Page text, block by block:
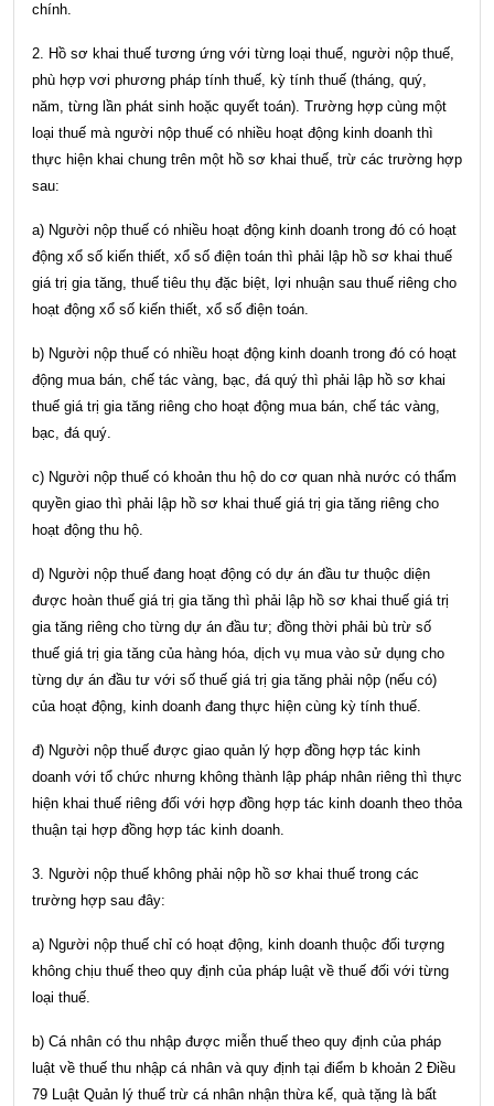
chính.
2. Hồ sơ khai thuế tương ứng với từng loại thuế, người nộp thuế,
phù hợp vơi phương pháp tính thuế, kỳ tính thuế (tháng, quý,
năm, từng lần phát sinh hoặc quyết toán). Trường hợp cùng một
loại thuế mà người nộp thuế có nhiều hoạt động kinh doanh thì
thực hiện khai chung trên một hồ sơ khai thuế, trừ các trường hợp
sau:
a) Người nộp thuế có nhiều hoạt động kinh doanh trong đó có hoạt
động xổ số kiến thiết, xổ số điện toán thì phải lập hồ sơ khai thuế
giá trị gia tăng, thuế tiêu thụ đặc biệt, lợi nhuận sau thuế riêng cho
hoạt động xổ số kiến thiết, xổ số điện toán.
b) Người nộp thuế có nhiều hoạt động kinh doanh trong đó có hoạt
động mua bán, chế tác vàng, bạc, đá quý thì phải lập hồ sơ khai
thuế giá trị gia tăng riêng cho hoạt động mua bán, chế tác vàng,
bạc, đá quý.
c) Người nộp thuế có khoản thu hộ do cơ quan nhà nước có thẩm
quyền giao thì phải lập hồ sơ khai thuế giá trị gia tăng riêng cho
hoạt động thu hộ.
d) Người nộp thuế đang hoạt động có dự án đầu tư thuộc diện
được hoàn thuế giá trị gia tăng thì phải lập hồ sơ khai thuế giá trị
gia tăng riêng cho từng dự án đầu tư; đồng thời phải bù trừ số
thuế giá trị gia tăng của hàng hóa, dịch vụ mua vào sử dụng cho
từng dự án đầu tư với số thuế giá trị gia tăng phải nộp (nếu có)
của hoạt động, kinh doanh đang thực hiện cùng kỳ tính thuế.
đ) Người nộp thuế được giao quản lý hợp đồng hợp tác kinh
doanh với tổ chức nhưng không thành lập pháp nhân riêng thì thực
hiện khai thuế riêng đối với hợp đồng hợp tác kinh doanh theo thỏa
thuận tại hợp đồng hợp tác kinh doanh.
3. Người nộp thuế không phải nộp hồ sơ khai thuế trong các
trường hợp sau đây:
a) Người nộp thuế chỉ có hoạt động, kinh doanh thuộc đối tượng
không chịu thuế theo quy định của pháp luật về thuế đối với từng
loại thuế.
b) Cá nhân có thu nhập được miễn thuế theo quy định của pháp
luật về thuế thu nhập cá nhân và quy định tại điểm b khoản 2 Điều
79 Luật Quản lý thuế trừ cá nhân nhận thừa kế, quà tặng là bất